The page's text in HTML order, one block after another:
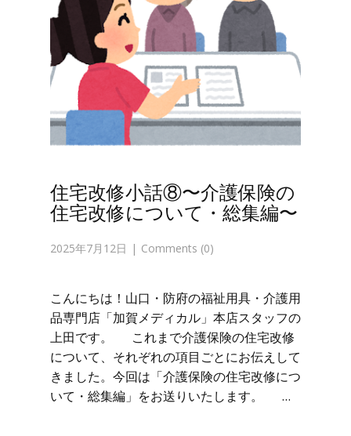
住宅改修小話⑧〜介護保険の
住宅改修について・総集編〜
2025年7月12日 Comments (0)
こんにちは！山口・防府の福祉用具・介護用
品専門店「加賀メディカル」本店スタッフの
上田です。 これまで介護保険の住宅改修
について、それぞれの項目ごとにお伝えして
きました。今回は「介護保険の住宅改修につ
いて・総集編」をお送りいたします。 …